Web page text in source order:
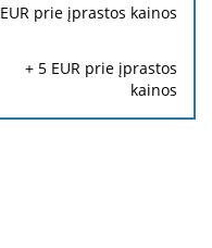
EUR prie įprastos kainos
+ 5 EUR prie įprastos
kainos